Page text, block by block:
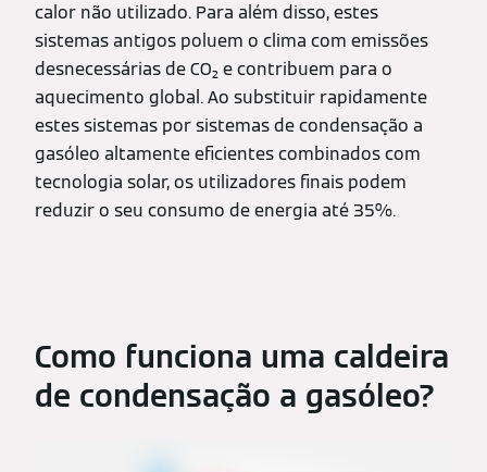
calor não utilizado. Para além disso, estes
sistemas antigos poluem o clima com emissões
desnecessárias de CO₂ e contribuem para o
aquecimento global. Ao substituir rapidamente
estes sistemas por sistemas de condensação a
gasóleo altamente eficientes combinados com
tecnologia solar, os utilizadores finais podem
reduzir o seu consumo de energia até 35%.
Como funciona uma caldeira
de condensação a gasóleo?